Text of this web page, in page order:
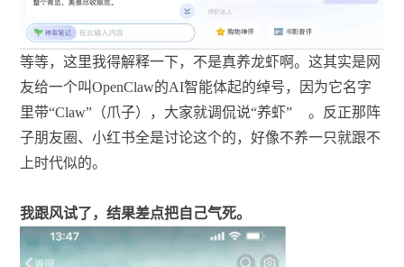
等等，这里我得解释一下，不是真养龙虾啊。这其实是网
友给一个叫OpenClaw的AI智能体起的绰号，因为它名字
里带“Claw”（爪子），大家就调侃说“养虾”
。反正那阵
子朋友圈、小红书全是讨论这个的，好像不养一只就跟不
上时代似的。
我跟风试了，结果差点把自己气死。